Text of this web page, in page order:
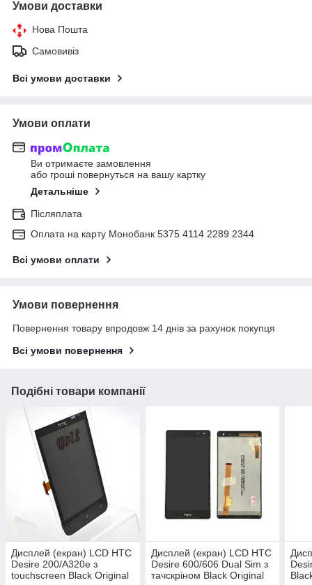
Умови доставки
Нова Пошта
Самовивіз
Всі умови доставки
Умови оплати
Ви отримаєте замовлення
або гроші повернуться на вашу картку
Детальніше
Післяплата
Оплата на карту Монобанк 5375 4114 2289 2344
Всі умови оплати
Умови повернення
Повернення товару впродовж 14 днів за рахунок покупця
Всі умови повернення
Подібні товари компанії
Дисплей (екран) LCD HTC
Desire 200/A320e з
touchscreen Black Original
Дисплей (екран) LCD HTC
Desire 600/606 Dual Sim з
тачскріном Black Original